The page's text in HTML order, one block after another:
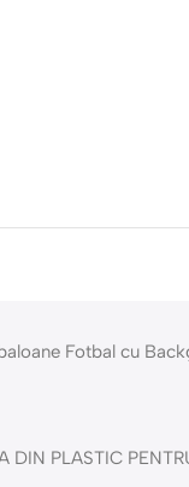
Fotbal cu
DIN PLASTIC